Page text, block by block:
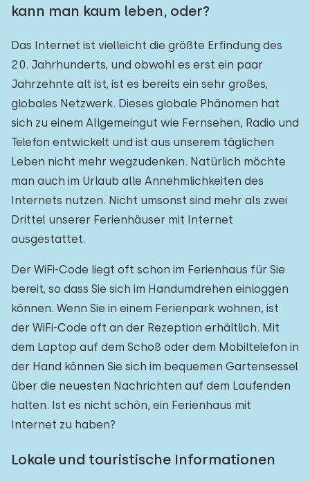
kann man kaum leben, oder?
Das Internet ist vielleicht die größte Erfindung des
20. Jahrhunderts, und obwohl es erst ein paar
Jahrzehnte alt ist, ist es bereits ein sehr großes,
globales Netzwerk. Dieses globale Phänomen hat
sich zu einem Allgemeingut wie Fernsehen, Radio und
Telefon entwickelt und ist aus unserem täglichen
Leben nicht mehr wegzudenken. Natürlich möchte
man auch im Urlaub alle Annehmlichkeiten des
Internets nutzen. Nicht umsonst sind mehr als zwei
Drittel unserer Ferienhäuser mit Internet
ausgestattet.
Der WiFi-Code liegt oft schon im Ferienhaus für Sie
bereit, so dass Sie sich im Handumdrehen einloggen
können. Wenn Sie in einem Ferienpark wohnen, ist
der WiFi-Code oft an der Rezeption erhältlich. Mit
dem Laptop auf dem Schoß oder dem Mobiltelefon in
der Hand können Sie sich im bequemen Gartensessel
über die neuesten Nachrichten auf dem Laufenden
halten. Ist es nicht schön, ein Ferienhaus mit
Internet zu haben?
Lokale und touristische Informationen